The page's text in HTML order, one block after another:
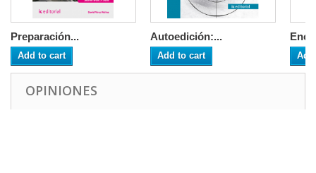
Preparación...
Add to cart
Autoedición:...
Add to cart
OPINIONES